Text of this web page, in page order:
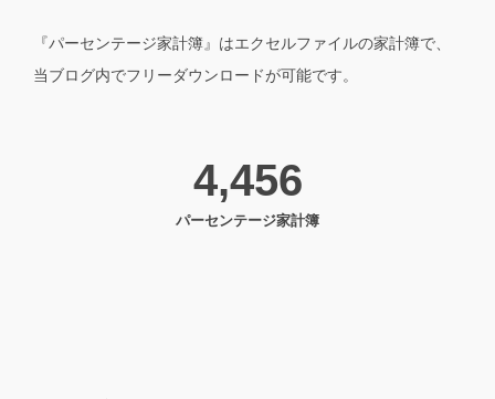
『パーセンテージ家計簿』はエクセルファイルの家計簿で、
当ブログ内でフリーダウンロードが可能です。
4,456
パーセンテージ家計簿